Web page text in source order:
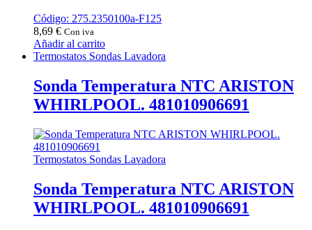
Código: 275.2350100a-F125
8,69 € Con iva
Añadir al carrito
Termostatos Sondas Lavadora
Sonda Temperatura NTC ARISTON
WHIRLPOOL. 481010906691
Termostatos Sondas Lavadora
Sonda Temperatura NTC ARISTON
WHIRLPOOL. 481010906691